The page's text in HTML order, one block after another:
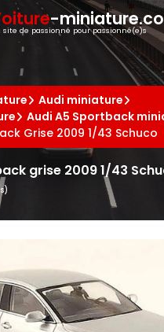
-
site de passionné pour passionné(e)s
Audi miniature
Audi A5 Sportback
Grise 2009 1/43 Schuco
grise 2009 1/43